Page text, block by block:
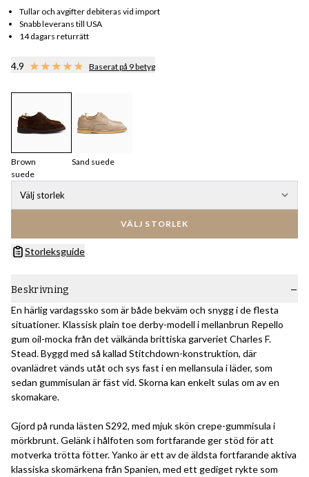
Tullar och avgifter debiteras vid import
Snabb leverans till USA
14 dagars returrätt
4.9 Baserat på 9 betyg
Brown
suede
Sand suede
Välj storlek
VÄLJ STORLEK
Storleksguide
Beskrivning
En härlig vardagssko som är både bekväm och snygg i de flesta
situationer. Klassisk plain toe derby-modell i mellanbrun Repello
gum oil-mocka från det välkända brittiska garveriet Charles F.
Stead. Byggd med så kallad Stitchdown-konstruktion, där
ovanlädret vänds utåt och sys fast i en mellansula i läder, som
sedan gummisulan är fäst vid. Skorna kan enkelt sulas om av en
skomakare.
Gjord på runda lästen S292, med mjuk skön crepe-gummisula i
mörkbrunt. Gelänk i hålfoten som fortfarande ger stöd för att
motverka trötta fötter. Yanko är ett av de äldsta fortfarande aktiva
klassiska skomärkena från Spanien, med ett gediget rykte som